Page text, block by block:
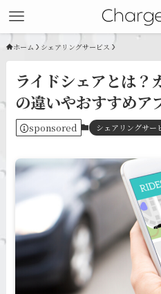
ホーム シェアリングサービス
ライドシェアとは？
の違いやおすすめア
sponsored シェアリングサー